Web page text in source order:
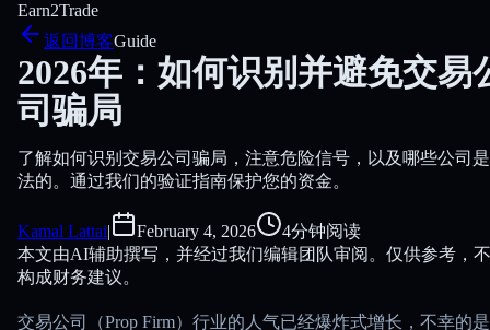
Earn2Trade
返回博客Guide
2026年：如何识别并避免交易
司骗局
了解如何识别交易公司骗局，注意危险信号，以及哪些公司
法的。通过我们的验证指南保护您的资金。
Kamal Lattai| February 4, 2026
4分钟阅读
本文由AI辅助撰写，并经过我们编辑团队审阅。仅供参考，不
构成财务建议。
交易公司（Prop Firm）行业的人气已经爆炸式增长，不幸的